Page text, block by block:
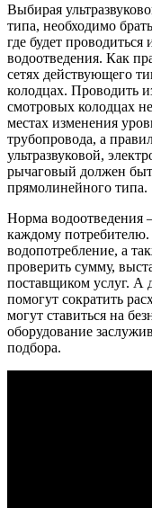
Выбирая
типа, необходимо
где будет
водоотведения. Как
сетях действующего
колодцах. Проводить
смотровых колодцах
местах изменения
трубопровода, а
ультразвуковой,
рычаговый должен
прямолинейного типа.
Норма водоотведения
каждому потребителю.
водопотребление, а
проверить сумму,
поставщиком услуг. А
помогут сократить
могут ставиться на
оборудование
подбора.